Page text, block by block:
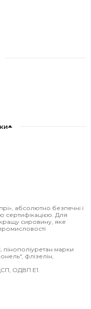
абсолютно безпечні і
сертифікацією. Для
сировину, яке
марки
флізелін,
ОДВП Е1.